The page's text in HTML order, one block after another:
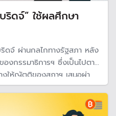
ริดจ์” ใช้ผลศึกษา
ดจ์ ผ่านกลไกทางรัฐสภา หลัง
งกรรมาธิการฯ ซึ่งเป็นไปตาม
ให้ญัตติของสภาฯ เสนอผ่า
จะมีการเสนอร่างพระราช
SEC ใน พ.ค.นี้